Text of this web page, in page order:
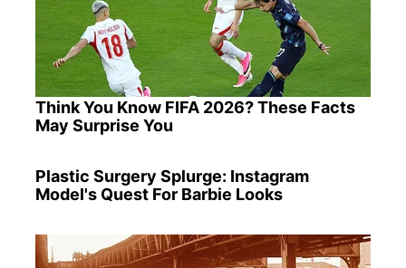
Think You Know FIFA 2026? These Facts
May Surprise You
Plastic Surgery Splurge: Instagram
Model's Quest For Barbie Looks